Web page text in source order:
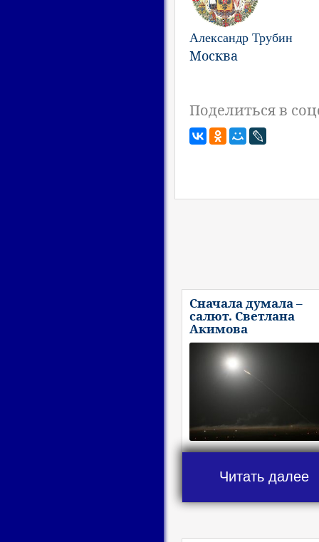
Александр Трубин
Москва
Поделиться в
Сначала думала –
салют. Светлана
Акимова
Читать далее